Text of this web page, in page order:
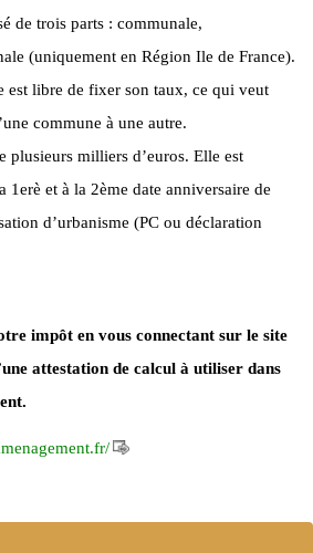
de trois parts : communale,
(uniquement en Région Ile de France).
est libre de fixer son taux, ce qui veut
commune à une autre.
plusieurs milliers d’euros. Elle est
1erè et à la 2ème date anniversaire de
d’urbanisme (PC ou déclaration
impôt en vous connectant sur le site
attestation de calcul à utiliser dans